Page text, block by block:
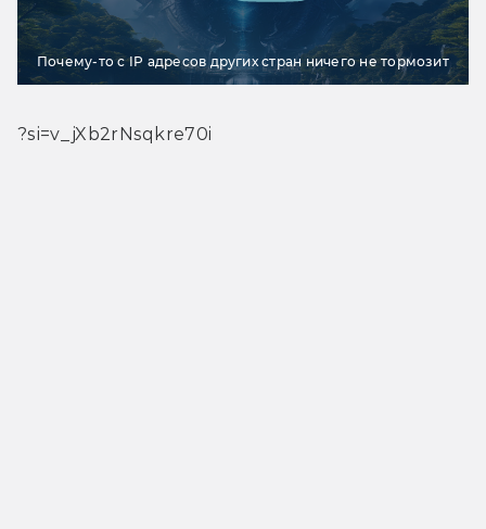
Почему-то с IP адресов других стран ничего не тормозит
?si=v_jXb2rNsqkre70i